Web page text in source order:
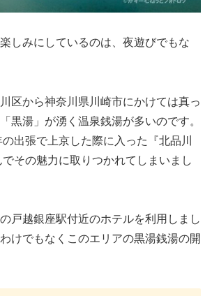
しみにしているのは、夜遊びでもな
区から神奈川県川崎市にかけては真っ
黒湯」が湧く温泉銭湯が多いのです。
出張で上京した際に入った『北品川
その魅力に取りつかれてしまいまし
戸越銀座駅付近のホテルを利用しまし
けでもなくこのエリアの黒湯銭湯の開